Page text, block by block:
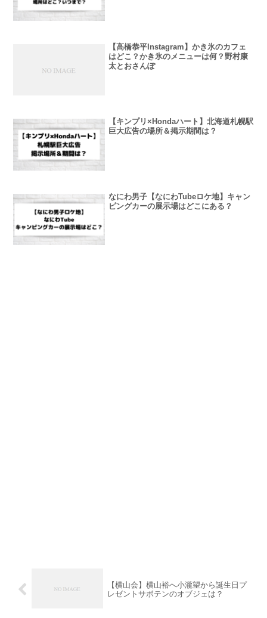
【高橋恭平Instagram】かき氷のカフェ
はどこ？かき氷のメニューは何？野村康
太とおさんぽ
【キンプリ×Hondaハート】北海道札幌駅
巨大広告の場所＆掲示期間は？
なにわ男子【なにわTubeロケ地】キャン
ピングカーの展示場はどこにある？
【横山会】横山裕へ小瀧望から誕生日プ
レゼントサボテンのオブジェは？